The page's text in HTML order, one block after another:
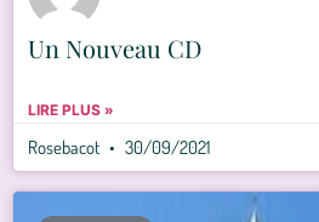
Un Nouveau CD
LIRE PLUS »
Rosebacot 30/09/2021